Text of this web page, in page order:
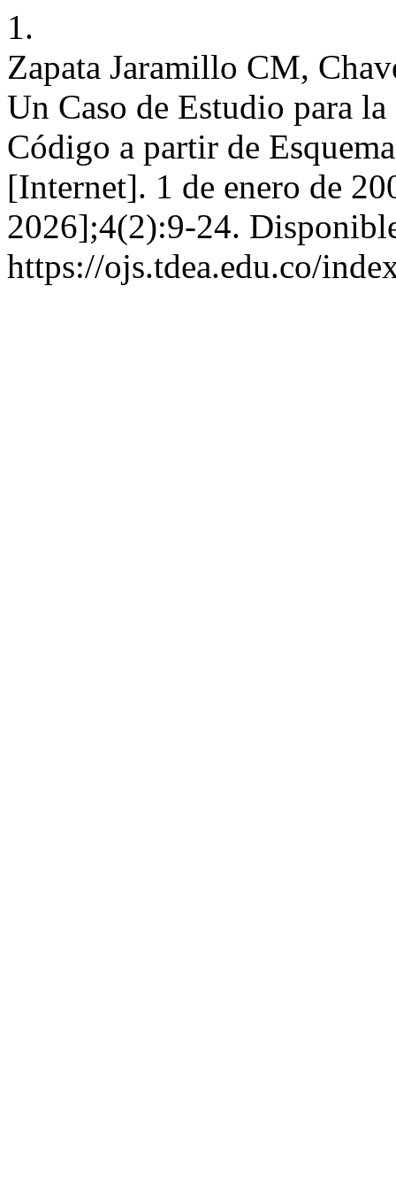
1.
Zapata Jaramillo CM,
Un Caso de Estudio para
Código a partir de
[Internet]. 1 de enero de
2026];4(2):9-24.
https://ojs.tdea.edu.co/